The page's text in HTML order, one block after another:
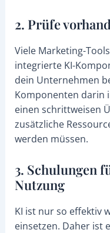
2. Prüfe
Viele Marketing-
integrierte KI-
dein Unternehmen
Komponenten darin
einen schrittweisen
zusätzliche
werden müssen.
3. Schulungen
Nutzung
KI ist nur so effektiv
einsetzen. Daher ist